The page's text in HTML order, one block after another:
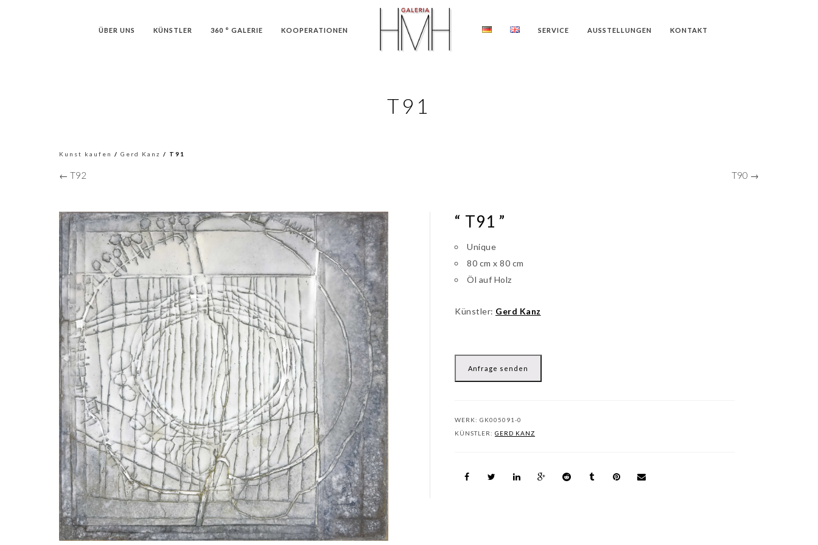
ÜBER UNS KÜNSTLER 360 ° GALERIE KOOPERATIONEN SERVICE AUSSTELLUNGEN KONTAKT
T91
Kunst kaufen / Gerd Kanz / T91
← T92 T90 →
“ T91 ”
Unique
80 cm x 80 cm
Öl auf Holz
Künstler: Gerd Kanz
Anfrage senden
WERK: GK005091-0
KÜNSTLER: GERD KANZ